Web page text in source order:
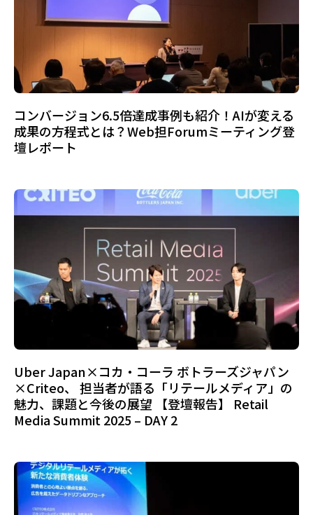
コンバージョン6.5倍達成事例も紹介！AIが変える
成果の方程式とは？Web担Forumミーティング登
壇レポート
Uber Japan×コカ・コーラ ボトラーズジャパン
×Criteo、 担当者が語る「リテールメディア」の
魅力、課題と今後の展望 【登壇報告】 Retail
Media Summit 2025 – DAY 2